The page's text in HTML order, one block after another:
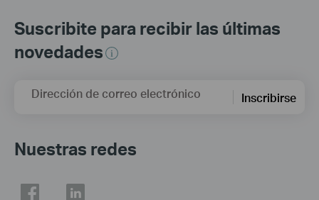
Suscribite para recibir las últimas
novedades
Dirección de correo electrónico Inscribirse
Nuestras redes